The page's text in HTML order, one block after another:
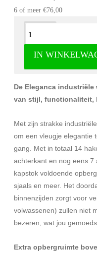
6 of meer €76,00
IN
Omschrijving
Wandkapstok
De Eleganca
van stijl, functionaliteit,
Met zijn strakke
om een vleugje elegantie
gang. Met in totaal 14
achterkant en nog eens 7
kapstok voldoende
sjaals en meer. Het
binnenzijden zorgt voor
volwassenen) zullen niet
bezeren, wat jou
Extra opbergruimte